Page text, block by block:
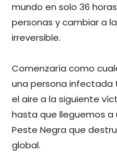
mundo en solo 36
personas y cambiar a
irreversible.
Comenzaría como
una persona
el aire a la siguiente
hasta que lleguemos
Peste Negra que
global.